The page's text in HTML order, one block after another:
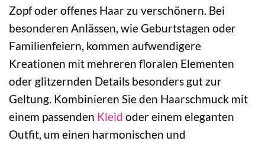
Zopf oder offenes Haar zu verschönern. Bei
besonderen Anlässen, wie Geburtstagen oder
Familienfeiern, kommen aufwendigere
Kreationen mit mehreren floralen Elementen
oder glitzernden Details besonders gut zur
Geltung. Kombinieren Sie den Haarschmuck mit
einem passenden Kleid oder einem eleganten
Outfit, um einen harmonischen und